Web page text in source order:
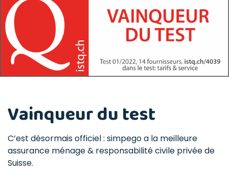
Vainqueur du test
C’est désormais officiel : simpego a la meilleure
assurance ménage & responsabilité civile privée de
Suisse.